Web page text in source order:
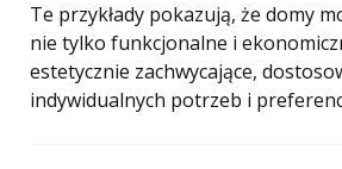
Te przykłady pokazują, że domy
nie tylko funkcjonalne i
estetycznie zachwycające,
indywidualnych potrzeb i